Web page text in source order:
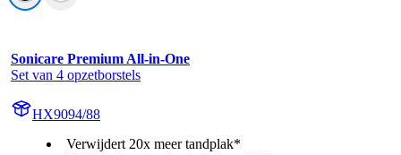
Sonicare Premium All-in-One
Set van 4 opzetborstels
HX9094/88
Verwijdert 20x meer tandplak*